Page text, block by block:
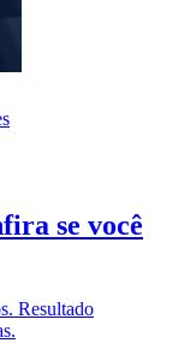
se você
Resultado